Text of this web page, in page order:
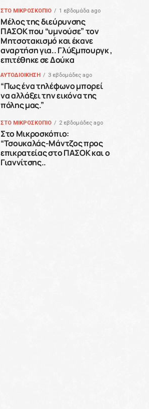
ΣΤΟ ΜΙΚΡΟΣΚΟΠΙΟ 1 εβδομάδα ago
Μέλος της διεύρυνσης
ΠΑΣΟΚ που “υμνούσε” τον
Μητσοτακισμό και έκανε
αναρτήση για.. Γλύξμπουργκ ,
επιτέθηκε σε Δούκα
ΑΥΤΟΔΙΟΙΚΗΣΗ 3 εβδομάδες ago
“Πως ένα τηλέφωνο μπορεί
να αλλάξει την εικόνα της
πόλης μας.”
ΣΤΟ ΜΙΚΡΟΣΚΟΠΙΟ 2 εβδομάδες ago
Στο Μικροσκόπιο:
“Τσουκαλάς-Μάντζος προς
επικρατείας στο ΠΑΣΟΚ και ο
Γιαννίτσης..